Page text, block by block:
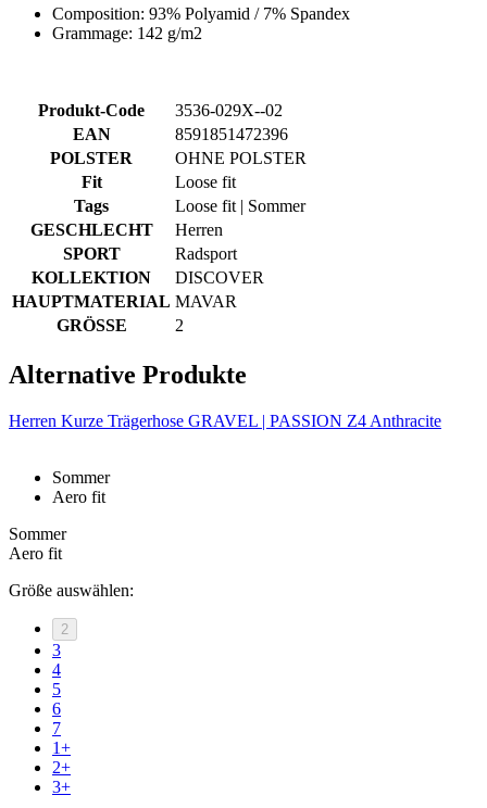
Composition: 93% Polyamid / 7% Spandex
Grammage: 142 g/m2
Produkt-Code
3536-029X--02
EAN
8591851472396
POLSTER
OHNE POLSTER
Fit
Loose fit
Tags
Loose fit | Sommer
GESCHLECHT
Herren
SPORT
Radsport
KOLLEKTION
DISCOVER
HAUPTMATERIAL MAVAR
GRÖSSE
2
Alternative Produkte
Herren Kurze Trägerhose GRAVEL | PASSION Z4 Anthracite
Sommer
Aero fit
Sommer
Aero fit
Größe auswählen:
2
3
4
5
6
7
1+
2+
3+